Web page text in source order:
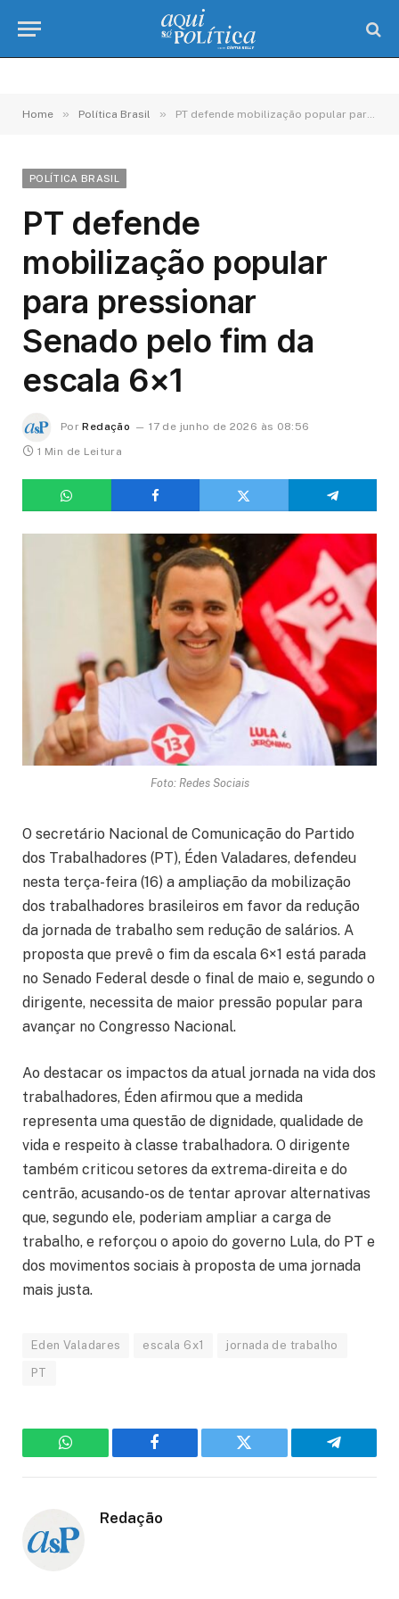
Home » Política Brasil » PT defende mobilização popular para pressionar Senado pelo fim da escala 6×1
POLÍTICA BRASIL
PT defende
mobilização popular
para pressionar
Senado pelo fim da
escala 6×1
Por Redação
17 de junho de 2026 às 08:56
1 Min de Leitura
Foto: Redes Sociais
O secretário Nacional de Comunicação do Partido
dos Trabalhadores (PT), Éden Valadares, defendeu
nesta terça-feira (16) a ampliação da mobilização
dos trabalhadores brasileiros em favor da redução
da jornada de trabalho sem redução de salários. A
proposta que prevê o fim da escala 6×1 está parada
no Senado Federal desde o final de maio e, segundo o
dirigente, necessita de maior pressão popular para
avançar no Congresso Nacional.
Ao destacar os impactos da atual jornada na vida dos
trabalhadores, Éden afirmou que a medida
representa uma questão de dignidade, qualidade de
vida e respeito à classe trabalhadora. O dirigente
também criticou setores da extrema-direita e do
centrão, acusando-os de tentar aprovar alternativas
que, segundo ele, poderiam ampliar a carga de
trabalho, e reforçou o apoio do governo Lula, do PT e
dos movimentos sociais à proposta de uma jornada
mais justa.
Eden Valadares escala 6x1 jornada de trabalho
PT
WhatsApp Facebook Twitter Telegram
Redação